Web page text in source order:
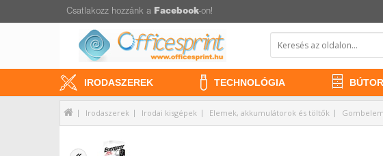
Csatlakozz hozzánk a Facebook-on!
IRODASZEREK TECHNOLÓGIA
Irodaszerek Irodai kisgépek Elemek, akkumulátorok és töltők